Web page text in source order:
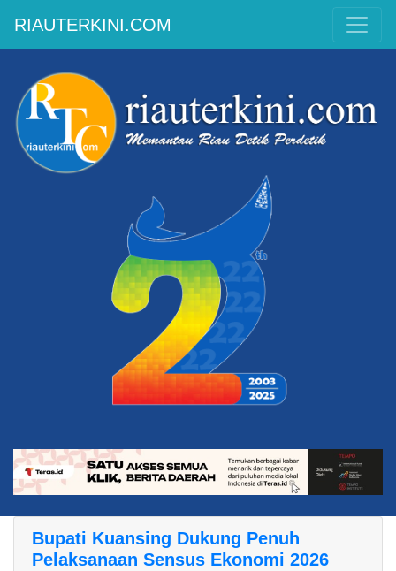
RIAUTERKINI.COM
Bupati Kuansing Dukung Penuh
Pelaksanaan Sensus Ekonomi 2026